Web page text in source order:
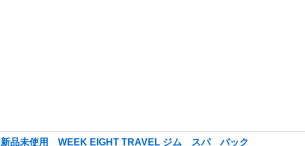
新品未使用 WEEK EIGHT TRAVEL ジム スパ バック